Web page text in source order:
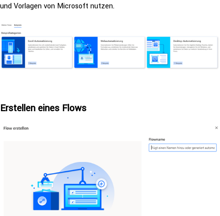
und Vorlagen von Microsoft nutzen.
Erstellen eines Flows